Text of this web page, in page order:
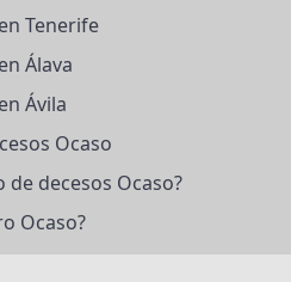
Tenerife
Álava
Ávila
Ocaso
decesos Ocaso?
Ocaso?